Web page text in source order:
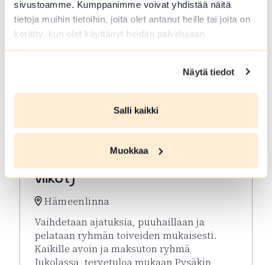
sivustoamme. Kumppanimme voivat yhdistää näitä
tietoja muihin tietoihin, joita olet antanut heille tai joita on
kerätty, kun olet käyttänyt heidän palvelujaan.
Näytä tiedot
Salli kaikki
Muokkaa
ELO 10 2026
Virkeyttä Viikkoon (parittomat
viikot)
Hämeenlinna
Vaihdetaan ajatuksia, puuhaillaan ja
pelataan ryhmän toiveiden mukaisesti.
Kaikille avoin ja maksuton ryhmä
Jukolassa, tervetuloa mukaan Pysäkin